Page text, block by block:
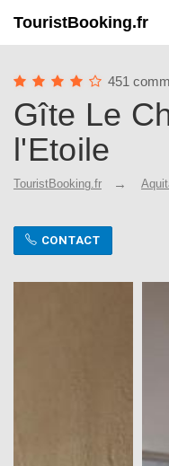
TouristBooking.fr
451
Gîte Le
l'Etoile
TouristBooking.fr
CONTACT